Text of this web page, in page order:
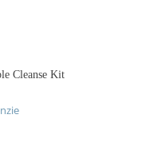
Cleanse Kit